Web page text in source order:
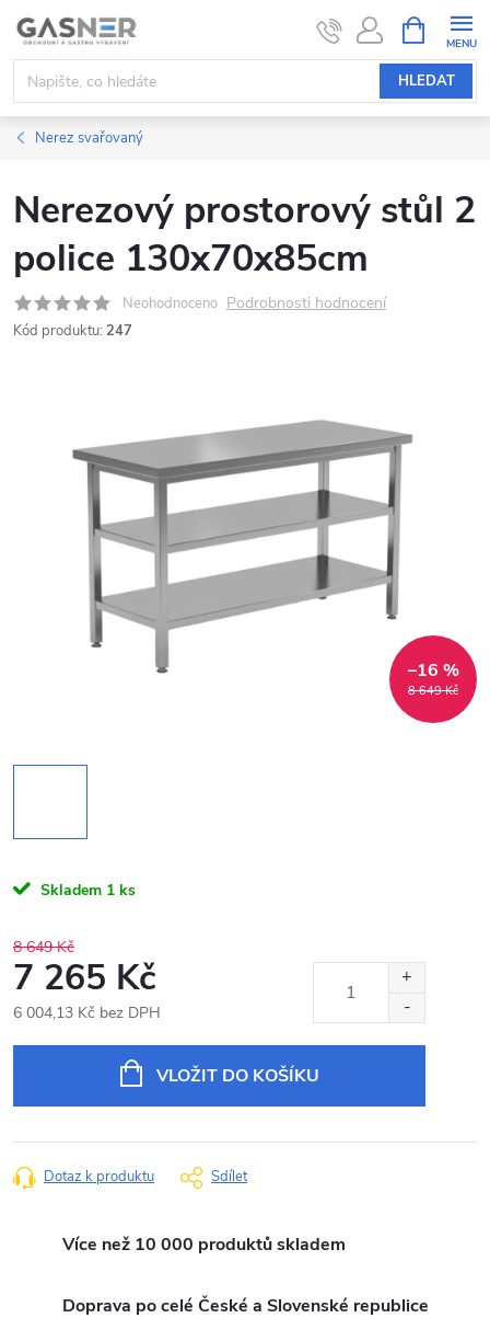
Přejít
obsah
HLEDAT
NÁKUPNÍ
KOŠÍK
Nerez svařovaný
Nerezový prostorový stůl 2
police 130x70x85cm
Neohodnoceno Podrobnosti hodnocení
Kód produktu: 247
8 649 Kč
–16 %
Skladem 1 ks
8 649 Kč
7 265 Kč
6 004,13 Kč bez DPH
VLOŽIT DO KOŠÍKU
Dotaz k produktu Sdílet
Více než 10 000 produktů skladem
Doprava po celé České a Slovenské republice